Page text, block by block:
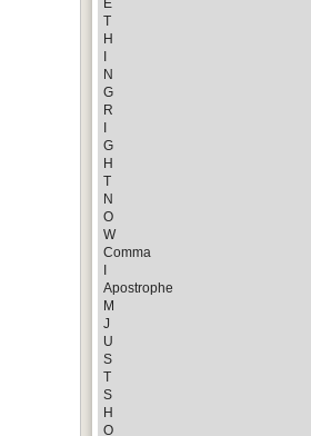
T
H
I
N
G
R
I
G
H
T
N
O
W
Comma
I
Apostrophe
M
J
U
S
T
S
H
O